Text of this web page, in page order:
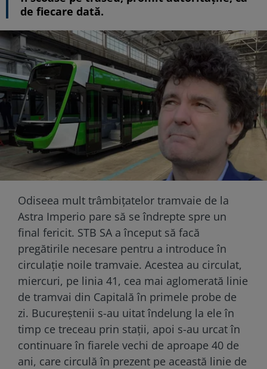
de fiecare dată.
Odiseea mult trâmbițatelor tramvaie de la
Astra Imperio pare să se îndrepte spre un
final fericit. STB SA a început să facă
pregătirile necesare pentru a introduce în
circulație noile tramvaie. Acestea au circulat,
miercuri, pe linia 41, cea mai aglomerată linie
de tramvai din Capitală în primele probe de
zi. Bucureștenii s-au uitat îndelung la ele în
timp ce treceau prin stații, apoi s-au urcat în
continuare în fiarele vechi de aproape 40 de
ani, care circulă în prezent pe această linie de